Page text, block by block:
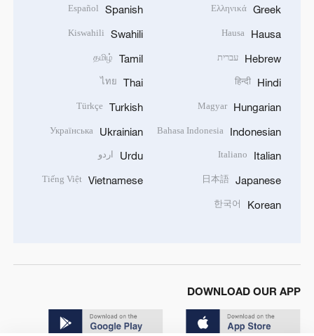
Greek
Ελληνικά
Hausa
Hausa
Hebrew עברית
Hindi
हिन्दी
Hungarian
Magyar
Indonesian
Bahasa Indonesia
Italian
Italiano
Japanese
日本語
Korean
한국어
Spanish
Español
Swahili
Kiswahili
Tamil
தமிழ்
Thai
ไทย
Turkish
Türkçe
Ukrainian
Українська
Urdu اردو
Vietnamese
Tiếng Việt
DOWNLOAD OUR APP